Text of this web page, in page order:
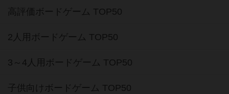
高評価ボードゲーム TOP50
2人用ボードゲーム TOP50
3～4人用ボードゲーム TOP50
子供向けボードゲーム TOP50